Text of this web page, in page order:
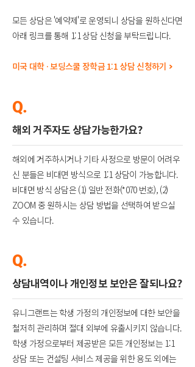
모든 상담은 '예약제'로 운영되니 상담을 원하신다면
아래 링크를 통해 1:1 상담 신청을 부탁드립니다.
미국 대학 · 보딩스쿨 장학금 1:1 상담 신청하기 >
Q.
해외 거주자도 상담가능한가요?
해외에 거주하시거나 기타 사정으로 방문이 어려우
신 분들은 비대면 방식으로 1:1 상담이 가능합니다.
비대면 방식 상담은 (1) 일반 전화(*070 번호), (2)
ZOOM 중 원하시는 상담 방법을 선택하여 받으실
수 있습니다.
Q.
상담내역이나 개인정보 보안은 잘되나요?
유니그랜트는 학생 가정의 개인정보에 대한 보안을
철저히 관리하며 절대 외부에 유출시키지 않습니다.
학생 가정으로부터 제공받은 모든 개인정보는 1:1
상담 또는 컨설팅 서비스 제공을 위한 용도 외에는